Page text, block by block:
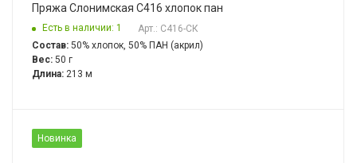
Пряжа Слонимская С416 хлопок пан
Есть в наличии: 1
Арт.: С416-СК
Состав: 50% хлопок, 50% ПАН (акрил)
Вес: 50 г
Длина: 213 м
Новинка